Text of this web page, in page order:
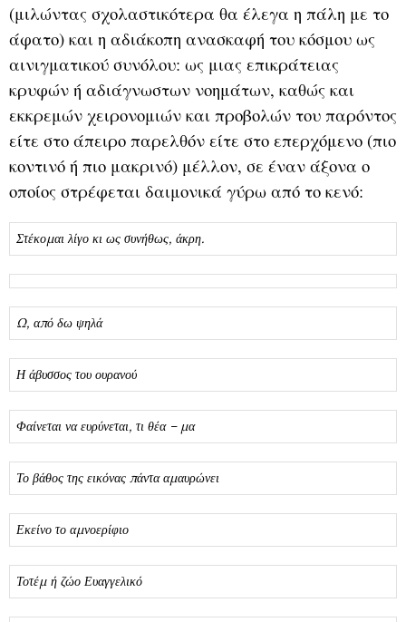
(μιλώντας σχολαστικότερα θα έλεγα η πάλη με το
άφατο) και η αδιάκοπη ανασκαφή του κόσμου ως
αινιγματικού συνόλου: ως μιας επικράτειας
κρυφών ή αδιάγνωστων νοημάτων, καθώς και
εκκρεμών χειρονομιών και προβολών του παρόντος
είτε στο άπειρο παρελθόν είτε στο επερχόμενο (πιο
κοντινό ή πιο μακρινό) μέλλον, σε έναν άξονα ο
οποίος στρέφεται δαιμονικά γύρω από το κενό:
Στέκομαι λίγο κι ως συνήθως, άκρη.
Ω, από δω ψηλά
Η άβυσσος του ουρανού
Φαίνεται να ευρύνεται, τι θέα – μα
Το βάθος της εικόνας πάντα αμαυρώνει
Εκείνο το αμνοερίφιο
Τοτέμ ή ζώο Ευαγγελικό